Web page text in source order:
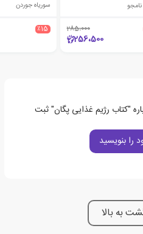
نامجو
285،000
256،500
سوریاه جوردن
٪15
"کتاب رژیم غذایی پگان" ثبت
را بنویسید
به بالا